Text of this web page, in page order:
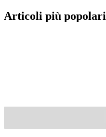
Articoli più popolari